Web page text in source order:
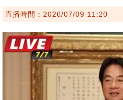
直播時間：2026/07/09 11:20